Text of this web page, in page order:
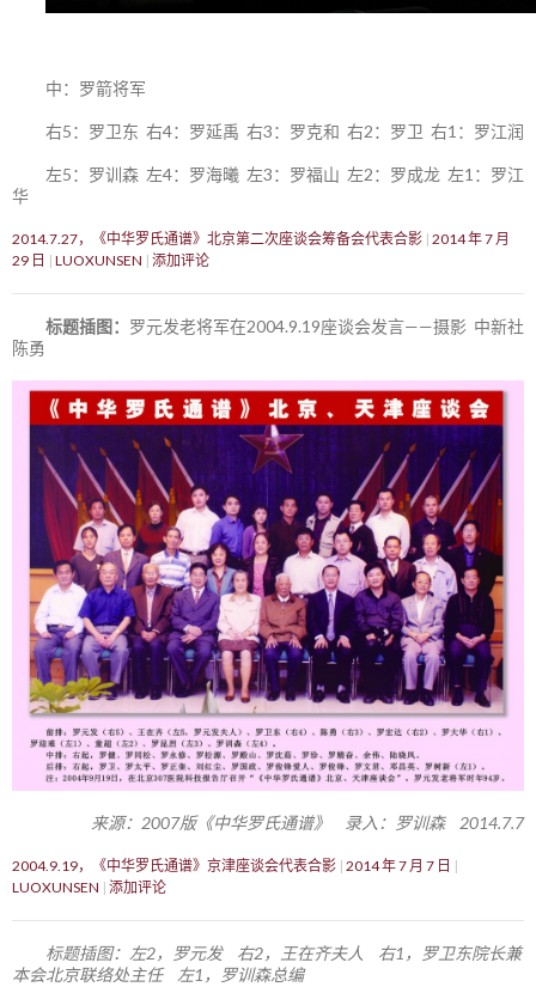
中：罗箭将军
右5：罗卫东 右4：罗延禹 右3：罗克和 右2：罗卫 右1：罗江润
左5：罗训森 左4：罗海曦 左3：罗福山 左2：罗成龙 左1：罗江
华
2014.7.27，《中华罗氏通谱》北京第二次座谈会筹备会代表合影 2014 年 7 月
29 日
LUOXUNSEN 添加评论
标题插图： 罗元发老将军在2004.9.19座谈会发言——摄影 中新社
陈勇
来源：2007版《中华罗氏通谱》 录入：罗训森 2014.7.7
2004.9.19，《中华罗氏通谱》京津座谈会代表合影 2014 年 7 月 7 日
LUOXUNSEN 添加评论
标题插图：左2，罗元发 右2，王在齐夫人 右1，罗卫东院长兼
本会北京联络处主任 左1，罗训森总编